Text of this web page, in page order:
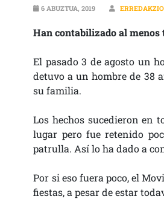
6 ABUZTUA, 2019
Han contabilizado al menos
El pasado 3 de agosto un
detuvo a un hombre de 38
su familia.
Los hechos sucedieron en
lugar pero fue retenido
patrulla. Así lo ha dado a
Por si eso fuera poco, el
fiestas, a pesar de estar